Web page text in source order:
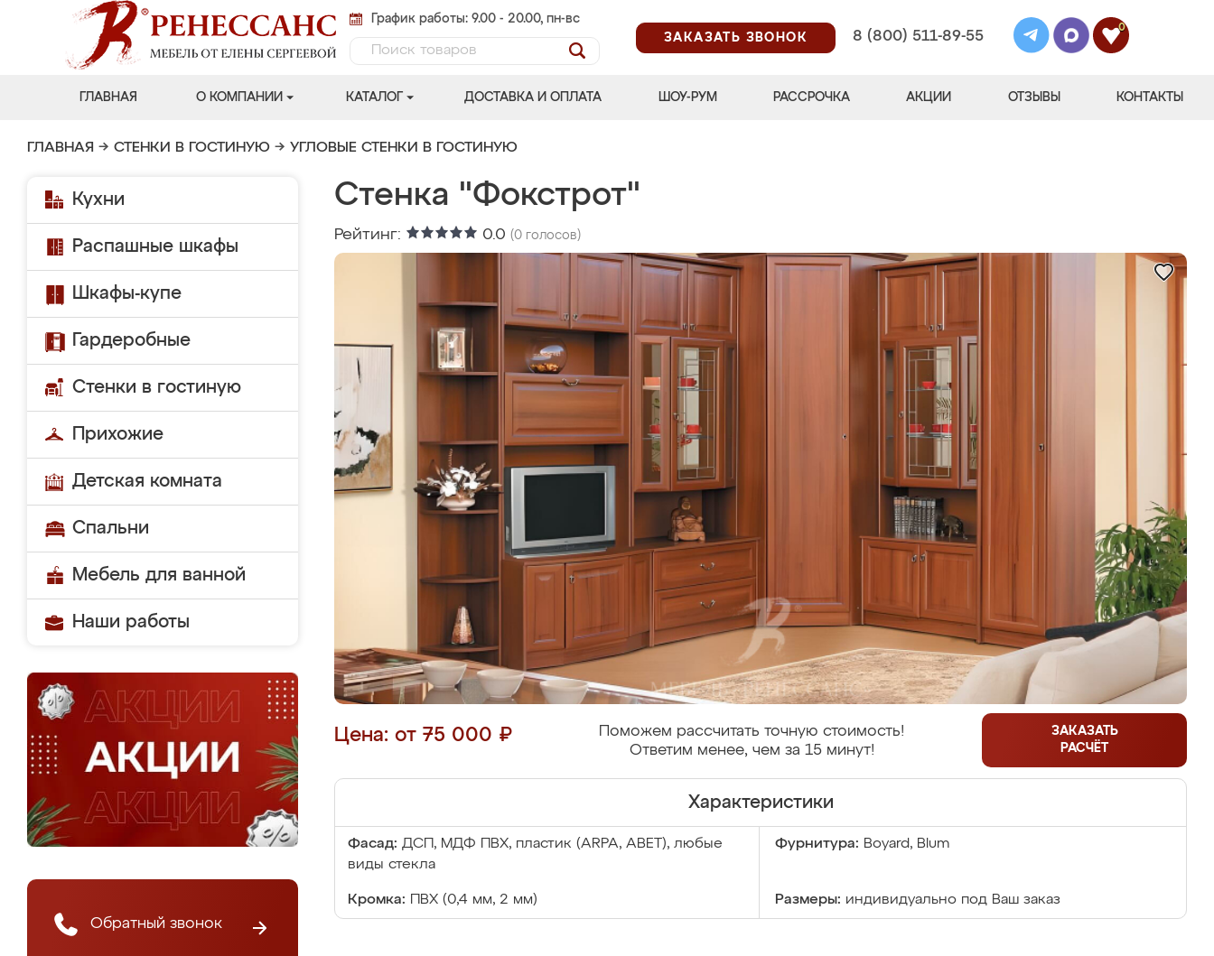
График работы: 9.00 - 20.00, пн-вс
ЗАКАЗАТЬ ЗВОНОК
8 (800) 511-89-55
0
ГЛАВНАЯ О КОМПАНИИ КАТАЛОГ ДОСТАВКА И ОПЛАТА ШОУ-РУМ РАССРОЧКА АКЦИИ ОТЗЫВЫ КОНТАКТЫ
ГЛАВНАЯ → СТЕНКИ В ГОСТИНУЮ → УГЛОВЫЕ СТЕНКИ В ГОСТИНУЮ
Кухни
Распашные шкафы
Шкафы-купе
Гардеробные
Стенки в гостиную
Прихожие
Детская комната
Спальни
Мебель для ванной
Наши работы
Обратный звонок
Стенка "Фокстрот"
Рейтинг: 0.0 (0 голосов)
Цена: от 75 000 ₽
Поможем рассчитать точную стоимость!
Ответим менее, чем за 15 минут!
ЗАКАЗАТЬ
РАСЧЁТ
Характеристики
Фасад: ДСП, МДФ ПВХ, пластик (ARPA, ABET), любые
виды стекла
Фурнитура: Boyard, Blum
Кромка: ПВХ (0,4 мм, 2 мм) Размеры: индивидуально под Ваш заказ